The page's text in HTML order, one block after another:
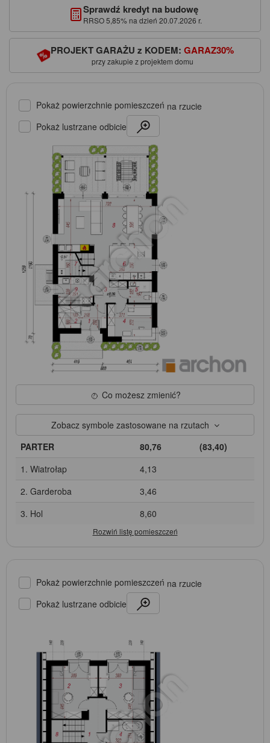
Sprawdź kredyt na budowę
RRSO 5,85% na dzień 20.07.2026 r.
PROJEKT GARAŻU z KODEM: GARAZ30%
przy zakupie z projektem domu
Pokaż powierzchnie pomieszczeń na rzucie
Pokaż lustrzane odbicie
Co możesz zmienić?
Zobacz symbole zastosowane na rzutach
PARTER
80,76
(83,40)
1. Wiatrołap
4,13
2. Garderoba
3,46
3. Hol
8,60
Pokaż powierzchnie pomieszczeń na rzucie
Pokaż lustrzane odbicie